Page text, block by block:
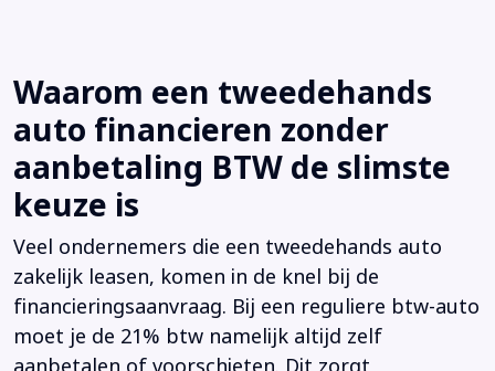
Waarom een tweedehands
auto financieren zonder
aanbetaling BTW de slimste
keuze is
Veel ondernemers die een tweedehands auto
zakelijk leasen, komen in de knel bij de
financieringsaanvraag. Bij een reguliere btw-auto
moet je de 21% btw namelijk altijd zelf